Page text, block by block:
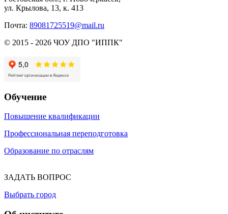
ул. Крылова, 13, к. 413
Почта: 89081725519@mail.ru
© 2015 - 2026 ЧОУ ДПО "ИППК"
Обучение
Повышение квалификации
Профессиональная переподготовка
Образование по отраслям
ЗАДАТЬ ВОПРОС
Выбрать город